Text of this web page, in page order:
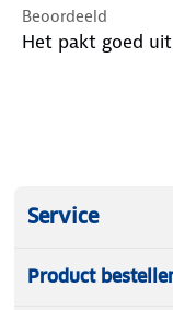
Beoordeeld
Het pakt goed
Service
Product